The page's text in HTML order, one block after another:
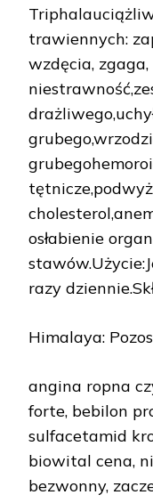
trawiennych:
wzdęcia, zgaga,
osłabienie
razy
Himalaya:
angina ropna
forte, bebilon
sulfacetamid
biowital cena,
bezwonny,